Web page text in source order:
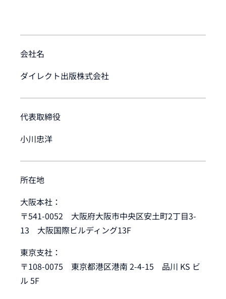
会社名
ダイレクト出版株式会社
代表取締役
小川忠洋
所在地
大阪本社：
〒541-0052 大阪府大阪市中央区安土町2丁目3-
13 大阪国際ビルディング13F
東京支社：
〒108-0075 東京都港区港南 2-4-15 品川 KS ビ
ル 5F